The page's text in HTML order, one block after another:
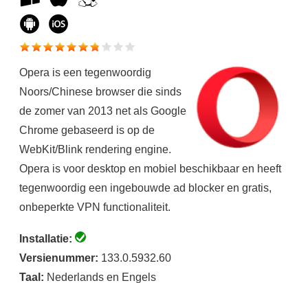
Opera is een tegenwoordig
Noors/Chinese browser die sinds
de zomer van 2013 net als Google
Chrome gebaseerd is op de
WebKit/Blink rendering engine.
Opera is voor desktop en mobiel beschikbaar en heeft
tegenwoordig een ingebouwde ad blocker en gratis,
onbeperkte VPN functionaliteit.
Installatie:
Versienummer: 133.0.5932.60
Taal: Nederlands en Engels